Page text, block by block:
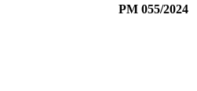
PM 055/2024